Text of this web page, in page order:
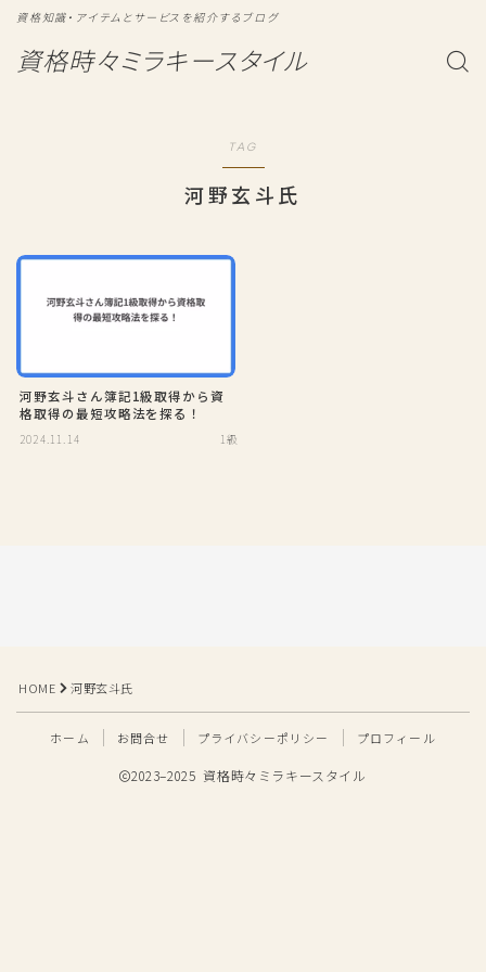
資格時々ミラキースタイル
資格知識・アイテムとサービスを紹介するブログ
TAG
河野玄斗氏
河野玄斗さん簿記1級取得から資
格取得の最短攻略法を探る！
2024.11.14 1級
HOME 河野玄斗氏
ホーム お問合せ プライバシーポリシー プロフィール
2023–2025 資格時々ミラキースタイル